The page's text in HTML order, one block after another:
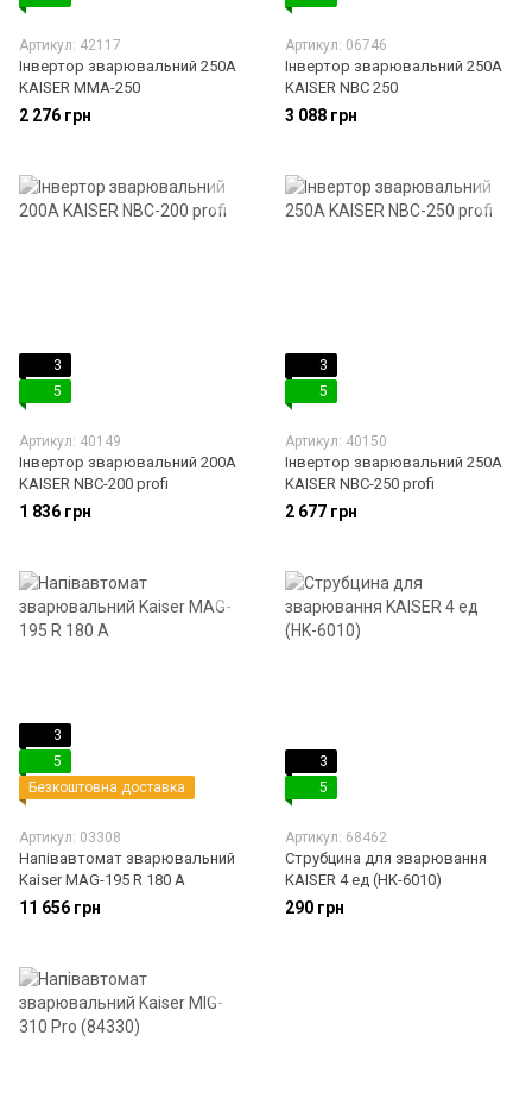
Артикул: 42117
Інвертор зварювальний 250A
KAISER MMA-250
2 276 грн
Артикул: 06746
Інвертор зварювальний 250A
KAISER NBC 250
3 088 грн
3
5
Артикул: 40149
Інвертор зварювальний 200A
KAISER NBC-200 profi
1 836 грн
3
5
Артикул: 40150
Інвертор зварювальний 250A
KAISER NBC-250 profi
2 677 грн
3
5
Безкоштовна доставка
Артикул: 03308
Напівавтомат зварювальний
Kaiser MAG-195 R 180 A
11 656 грн
3
5
Артикул: 68462
Струбцина для зварювання
KAISER 4 ед (HK-6010)
290 грн